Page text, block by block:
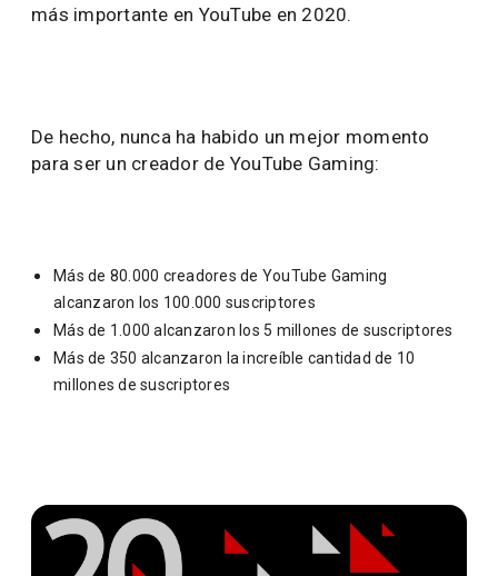
más importante en YouTube en 2020.
De hecho, nunca ha habido un mejor momento
para ser un creador de YouTube Gaming:
Más de 80.000 creadores de YouTube Gaming
alcanzaron los 100.000 suscriptores
Más de 1.000 alcanzaron los 5 millones de suscriptores
Más de 350 alcanzaron la increíble cantidad de 10
millones de suscriptores